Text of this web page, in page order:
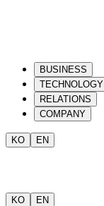
BUSINESS
TECHNOLOGY
RELATIONS
COMPANY
KO EN
KO EN